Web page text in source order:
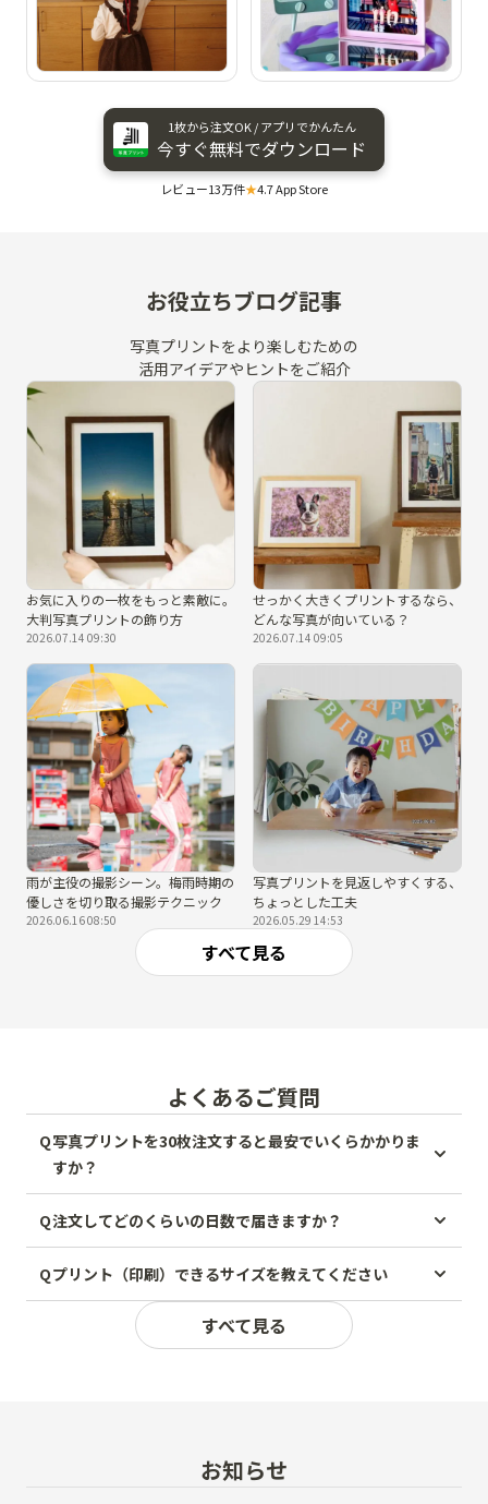
1枚から​注文OK / アプリで​かんたん
今すぐ​無料で​ダウンロード
レビュー13万件★4.7 App Store
お役立ちブログ記事
写真プリントをより楽しむための
活用アイデアやヒントをご紹介
お気に入りの一枚をもっと素敵に。
大判写真プリントの飾り方
2026.07.14 09:30
せっかく大きくプリントするなら、
どんな写真が向いている？
2026.07.14 09:05
雨が主役の撮影シーン。梅雨時期の
優しさを切り取る撮影テクニック
2026.06.16 08:50
写真プリントを見返しやすくする、
ちょっとした工夫
2026.05.29 14:53
すべて見る
よくあるご質問
Q写真プリントを30枚注文すると最安でいくらかかりま
すか？
Q注文してどのくらいの日数で届きますか？
Qプリント（印刷）できるサイズを教えてください
すべて見る
お知らせ